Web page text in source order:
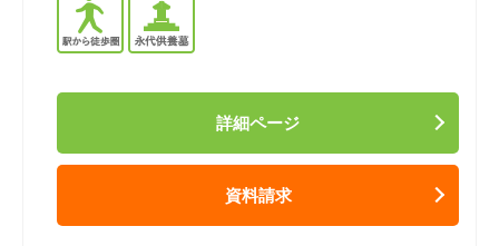
詳細ページ
資料請求